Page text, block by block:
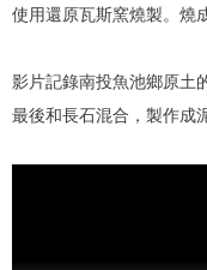
使用還原瓦斯窯燒製。燒
影片記錄南投魚池鄉原土
最後和長石混合，製作成